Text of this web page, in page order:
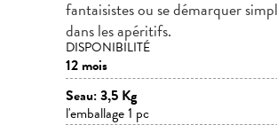
fantaisistes ou se démarquer
dans les apéritifs.
DISPONIBILITÉ
12 mois
Seau: 3,5 Kg
l'emballage 1 pc